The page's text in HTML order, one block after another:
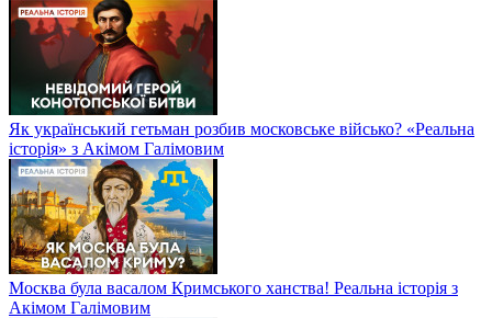
Як український гетьман розбив московське військо? «Реальна
історія» з Акімом Галімовим
Москва була васалом Кримського ханства! Реальна історія з
Акімом Галімовим